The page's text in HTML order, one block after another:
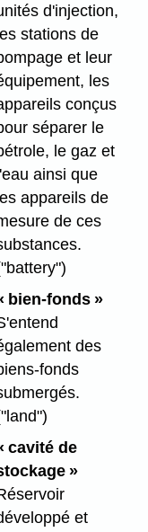
d'injection,
stations de
et leur
les
conçus
séparer le
le gaz et
ainsi que
appareils de
de ces
bien-fonds »
des
fonds
cavité de
»
et